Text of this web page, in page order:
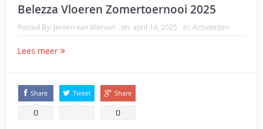
Belezza Vloeren Zomertoernooi 2025
Posted By: Jeroen van Werven on: april 14, 2025 In: Activiteiten
Lees meer
Share
0
Tweet Share
0